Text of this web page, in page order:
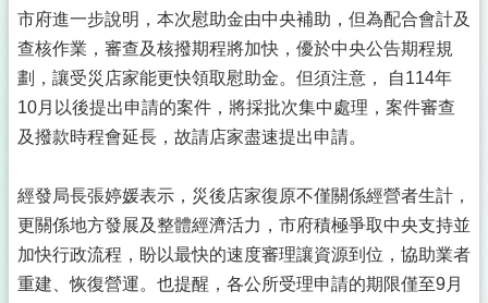
市府進一步說明，本次慰助金由中央補助，但為配合會計及
查核作業，審查及核撥期程將加快，優於中央公告期程規
劃，讓受災店家能更快領取慰助金。但須注意， 自114年
10月以後提出申請的案件，將採批次集中處理，案件審查
及撥款時程會延長，故請店家盡速提出申請。
經發局長張婷媛表示，災後店家復原不僅關係經營者生計，
更關係地方發展及整體經濟活力，市府積極爭取中央支持並
加快行政流程，盼以最快的速度審理讓資源到位，協助業者
重建、恢復營運。也提醒，各公所受理申請的期限僅至9月